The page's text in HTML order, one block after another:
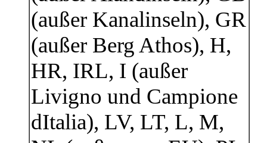
(außer Kanalinseln), GR
(außer Berg Athos), H,
HR, IRL, I (außer
Livigno und Campione
dItalia), LV, LT, L, M,